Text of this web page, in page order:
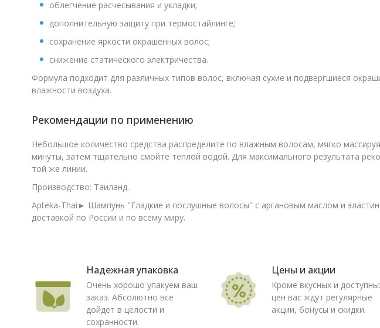
облегчение расчесывания и укладки;
дополнительную защиту при термостайлинге;
сохранение яркости окрашенных волос;
снижение статического электричества.
Формула подходит для различных типов волос, включая сухие и подвергшиеся
влажности воздуха.
Рекомендации по применению
Небольшое количество средства распределите по влажным волосам, мягко
минуты, затем тщательно смойте теплой водой. Для максимального результата
той же линии.
Производство: Таиланд.
Apteka-Thai► Шампунь "Гладкие и послушные волосы" с аргановым маслом и
доставкой по России и по всему миру.
Надежная упаковка
Очень хорошо упакуем ваш
заказ. Абсолютно все
дойдет в целости и
сохранности.
Цены и акции
Кроме вкусных и
цен вас ждут регулярные
акции, бонусы и скидки.